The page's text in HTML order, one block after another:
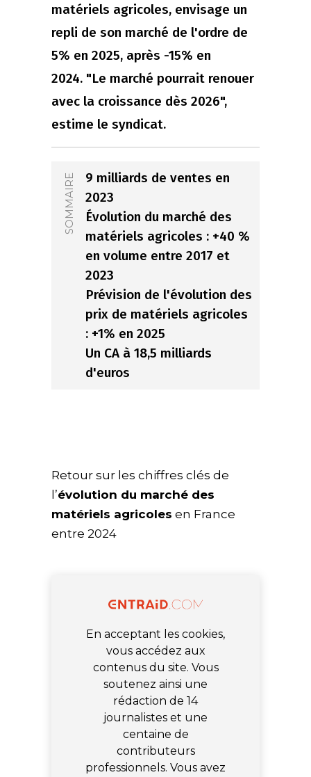
matériels agricoles, envisage un
repli de son marché de l'ordre de
5% en 2025, après -15% en
2024. "Le marché pourrait renouer
avec la croissance dès 2026",
estime le syndicat.
SOMMAIRE
9 milliards de ventes en
2023
Évolution du marché des
matériels agricoles : +40 %
en volume entre 2017 et
2023
Prévision de l'évolution des
prix de matériels agricoles
: +1% en 2025
Un CA à 18,5 milliards
d'euros
Retour sur les chiffres clés de
l’évolution du marché des
matériels agricoles en France
entre 2024
En acceptant les cookies,
vous accédez aux
contenus du site. Vous
soutenez ainsi une
rédaction de 14
journalistes et une
centaine de
contributeurs
professionnels. Vous avez